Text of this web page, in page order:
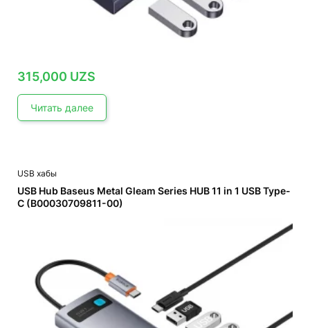
315,000 UZS
Читать далее
USB хабы
USB Hub Baseus Metal Gleam Series HUB 11 in 1 USB Type-
C (B00030709811-00)